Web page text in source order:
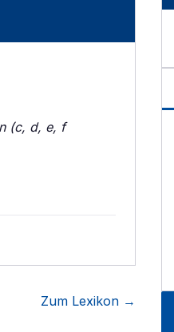
(c, d, e, f
Zum Lexikon →